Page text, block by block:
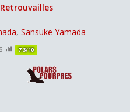
, Sansuke Yamada
7.3/10